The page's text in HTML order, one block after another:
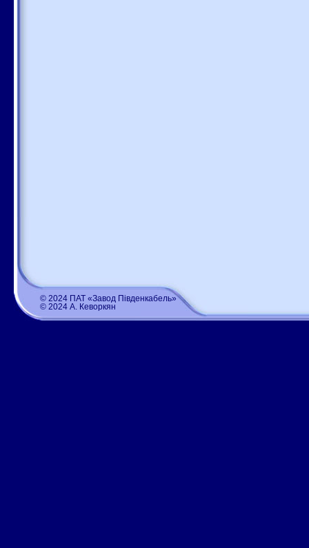
© 2024 ПАТ «Завод Південкабель»
© 2024 А. Кеворкян